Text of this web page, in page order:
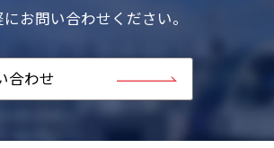
お問い合わせください。
合わせ